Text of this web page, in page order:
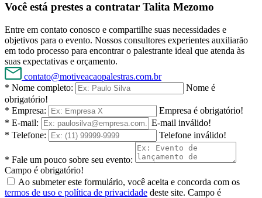
Você está prestes a contratar Talita Mezomo
Entre em contato conosco e compartilhe suas necessidades e
objetivos para o evento. Nossos consultores experientes auxiliarão
em todo processo para encontrar o palestrante ideal que atenda às
suas expectativas e orçamento.
contato@motiveacaopalestras.com.br
* Nome completo:
Nome é
obrigatório!
* Empresa:
Empresa é obrigatório!
* E-mail:
E-mail inválido!
* Telefone:
Telefone inválido!
* Fale um pouco sobre seu evento:
Campo é obrigatório!
Ao submeter este formulário, você aceita e concorda com os
termos de uso e política de privacidade deste site. Campo é